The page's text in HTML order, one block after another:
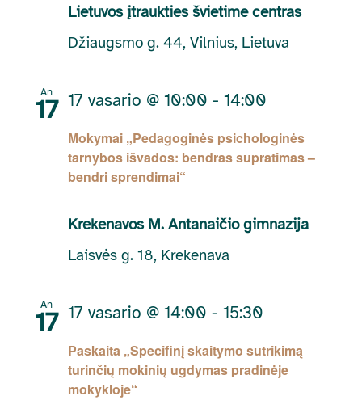
Lietuvos įtraukties švietime centras
Džiaugsmo g. 44, Vilnius, Lietuva
An
17
Mokymai „Pedagoginės psichologinės
tarnybos išvados: bendras supratimas –
bendri sprendimai“
17 vasario @ 10:00 - 14:00
Krekenavos M. Antanaičio gimnazija
Laisvės g. 18, Krekenava
An
17
Paskaita „Specifinį skaitymo sutrikimą
turinčių mokinių ugdymas pradinėje
mokykloje“
17 vasario @ 14:00 - 15:30